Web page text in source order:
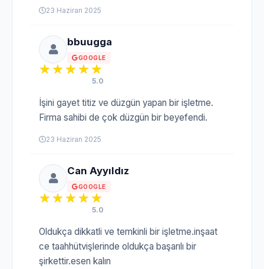
23 Haziran 2025
bbuugga
GOOGLE
5.0
İşini gayet titiz ve düzgün yapan bir işletme.
Firma sahibi de çok düzgün bir beyefendi.
23 Haziran 2025
Can Ayyıldız
GOOGLE
5.0
Oldukça dikkatli ve temkinli bir işletme.inşaat
ce taahhütvişlerinde oldukça başarılı bir
şirkettir.esen kalın